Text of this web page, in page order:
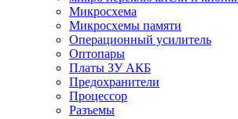
Микросхема
Микросхемы памяти
Операционный усилитель
Оптопары
Платы ЗУ АКБ
Предохранители
Процессор
Разъемы